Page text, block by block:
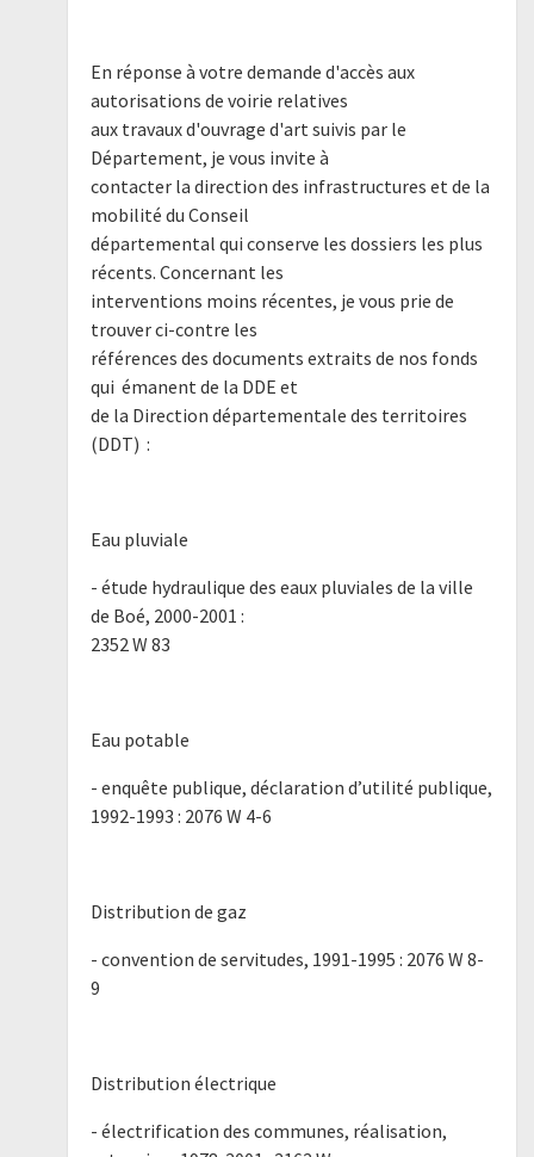
En réponse à votre demande d'accès aux
autorisations de voirie relatives
aux travaux d'ouvrage d'art suivis par le
Département, je vous invite à
contacter la direction des infrastructures et de la
mobilité du Conseil
départemental qui conserve les dossiers les plus
récents. Concernant les
interventions moins récentes, je vous prie de
trouver ci-contre les
références des documents extraits de nos fonds
qui émanent de la DDE et
de la Direction départementale des territoires
(DDT) :
Eau pluviale
- étude hydraulique des eaux pluviales de la ville
de Boé, 2000-2001 :
2352 W 83
Eau potable
- enquête publique, déclaration d’utilité publique,
1992-1993 : 2076 W 4-6
Distribution de gaz
- convention de servitudes, 1991-1995 : 2076 W 8-
9
Distribution électrique
- électrification des communes, réalisation,